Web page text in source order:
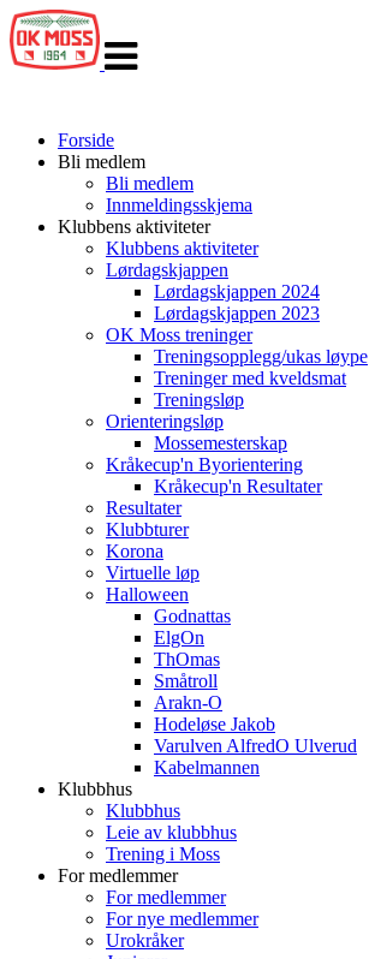
navigasjon
Forside
Bli medlem
Bli medlem
Innmeldingsskjema
Klubbens aktiviteter
Klubbens aktiviteter
Lørdagskjappen
Lørdagskjappen 2024
Lørdagskjappen 2023
OK Moss treninger
Treningsopplegg/ukas løype
Treninger med kveldsmat
Treningsløp
Orienteringsløp
Mossemesterskap
Kråkecup'n Byorientering
Kråkecup'n Resultater
Resultater
Klubbturer
Korona
Virtuelle løp
Halloween
Godnattas
ElgOn
ThOmas
Småtroll
Arakn-O
Hodeløse Jakob
Varulven AlfredO Ulverud
Kabelmannen
Klubbhus
Klubbhus
Leie av klubbhus
Trening i Moss
For medlemmer
For medlemmer
For nye medlemmer
Urokråker